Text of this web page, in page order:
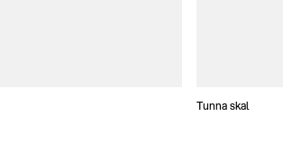
Tunna skal